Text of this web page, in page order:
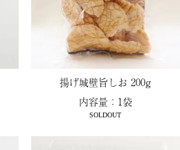
揚げ城壁旨しお 200g
内容量：1袋
SOLDOUT